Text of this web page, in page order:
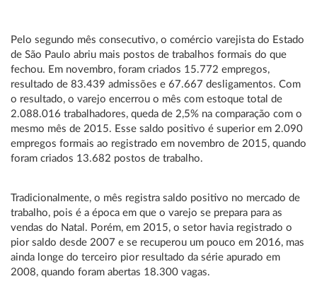
Pelo segundo mês consecutivo, o comércio varejista do Estado
de São Paulo abriu mais postos de trabalhos formais do que
fechou. Em novembro, foram criados 15.772 empregos,
resultado de 83.439 admissões e 67.667 desligamentos. Com
o resultado, o varejo encerrou o mês com estoque total de
2.088.016 trabalhadores, queda de 2,5% na comparação com o
mesmo mês de 2015. Esse saldo positivo é superior em 2.090
empregos formais ao registrado em novembro de 2015, quando
foram criados 13.682 postos de trabalho.
Tradicionalmente, o mês registra saldo positivo no mercado de
trabalho, pois é a época em que o varejo se prepara para as
vendas do Natal. Porém, em 2015, o setor havia registrado o
pior saldo desde 2007 e se recuperou um pouco em 2016, mas
ainda longe do terceiro pior resultado da série apurado em
2008, quando foram abertas 18.300 vagas.